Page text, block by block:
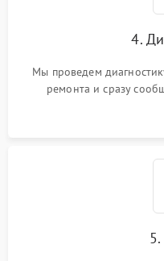
4.
Мы проведем
ремонта и сразу